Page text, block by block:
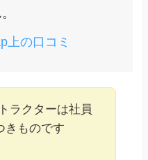
上の口コミ
ラクターは社員
きものです